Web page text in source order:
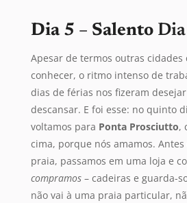
Dia 5 – Salento
Apesar de termos outras cidades
conhecer, o ritmo intenso de
dias de férias nos fizeram
descansar. E foi esse: no quinto
voltamos para Ponta Prosciutto,
cima, porque nós amamos.
praia, passamos em uma loja e
compramos– cadeiras e guarda-
não vai à uma praia particular,